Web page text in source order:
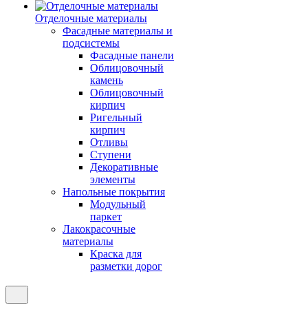
Отделочные материалы
Фасадные материалы и
подсистемы
Фасадные панели
Облицовочный
камень
Облицовочный
кирпич
Ригельный
кирпич
Отливы
Ступени
Декоративные
элементы
Напольные покрытия
Модульный
паркет
Лакокрасочные
материалы
Краска для
разметки дорог